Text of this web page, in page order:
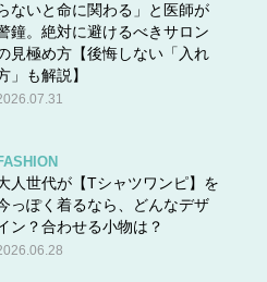
ないと命に関わる」と医師が
鐘。絶対に避けるべきサロン
見極め方【後悔しない「入れ
」も解説】
人世代が【Tシャツワンピ】を
っぽく着るなら、どんなデザ
ン？合わせる小物は？